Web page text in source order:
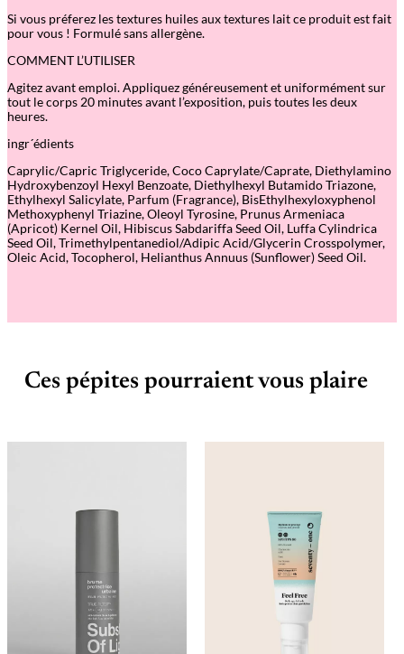
Si vous préferez les textures huiles aux textures lait ce produit est fait
pour vous ! Formulé sans allergène.
COMMENT L’UTILISER
Agitez avant emploi. Appliquez généreusement et uniformément sur
tout le corps 20 minutes avant l’exposition, puis toutes les deux
heures.
ingr´édients
Caprylic/Capric Triglyceride, Coco Caprylate/Caprate, Diethylamino
Hydroxybenzoyl Hexyl Benzoate, Diethylhexyl Butamido Triazone,
Ethylhexyl Salicylate, Parfum (Fragrance), BisEthylhexyloxyphenol
Methoxyphenyl Triazine, Oleoyl Tyrosine, Prunus Armeniaca
(Apricot) Kernel Oil, Hibiscus Sabdariffa Seed Oil, Luffa Cylindrica
Seed Oil, Trimethylpentanediol/Adipic Acid/Glycerin Crosspolymer,
Oleic Acid, Tocopherol, Helianthus Annuus (Sunflower) Seed Oil.
Ces pépites pourraient vous plaire